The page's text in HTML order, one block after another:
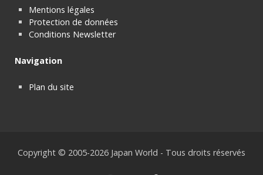
Mentions légales
Protection de données
Conditions Newsletter
Navigation
Plan du site
Copyright © 2005-2026 Japan World - Tous droits réservés